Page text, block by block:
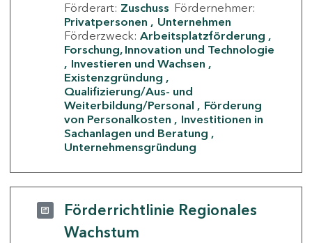
Förderart: Zuschuss Fördernehmer:
Privatpersonen
Unternehmen
Förderzweck: Arbeitsplatzförderung
Forschung, Innovation und Technologie
Investieren und Wachsen
Existenzgründung
Qualifizierung/Aus- und
Weiterbildung/Personal
Förderung
von Personalkosten
Investitionen in
Sachanlagen und Beratung
Unternehmensgründung
Förderrichtlinie Regionales
Wachstum